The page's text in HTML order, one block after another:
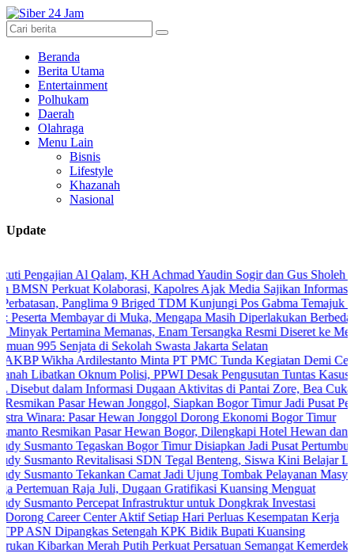
Beranda
Berita Utama
Entertainment
Polhukam
Daerah
Olahraga
Menu Lain
Bisnis
Lifestyle
Khazanah
Nasional
Update
Al Qalam, KH Achmad Yaudin Sogir dan Gus Sholeh Beri Pesan
Kolaborasi, Kapolres Ajak Media Sajikan Informasi Akurat
Panglima 9 Briged TDM Kunjungi Pos Gabma Temajuk dan
di Muka, Mengapa Masih Diperlakukan Berbeda?
Memanas, Enam Tersangka Resmi Diseret ke Meja Hijau
di Sekolah Swasta Jakarta Selatan
Ardilestanto Minta PT PMC Tunda Kegiatan Demi Cegah
Oknum Polisi, PPWI Desak Pengusutan Tuntas Kasus Keluarga
Informasi Dugaan Aktivitas di Pantai Zore, Bea Cukai
Pasar Hewan Jonggol, Siapkan Bogor Timur Jadi Pusat
Pasar Hewan Jonggol Dorong Ekonomi Bogor Timur
Pasar Hewan Bogor, Dilengkapi Hotel Hewan dan Fasilitas
Tegaskan Bogor Timur Disiapkan Jadi Pusat Pertumbuhan
Revitalisasi SDN Tegal Benteng, Siswa Kini Belajar Lebih
Tekankan Camat Jadi Ujung Tombak Pelayanan Masyarakat
Raja Juli, Dugaan Gratifikasi Kuansing Menguat
Percepat Infrastruktur untuk Dongkrak Investasi
Center Aktif Setiap Hari Perluas Kesempatan Kerja
Setengah KPK Bidik Bupati Kuansing
Merah Putih Perkuat Persatuan Semangat Kemerdekaan